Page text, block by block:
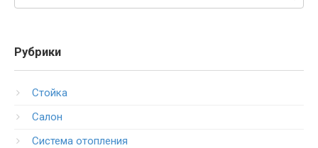
Рубрики
Стойка
Салон
Система отопления